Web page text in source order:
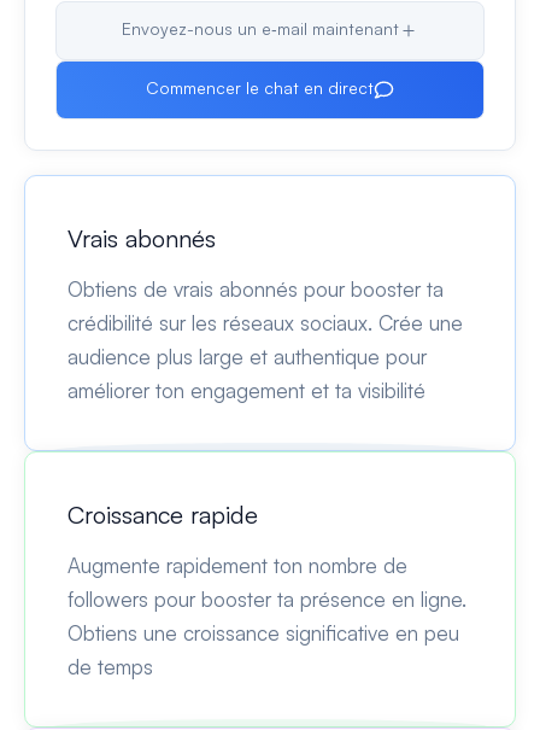
Envoyez-nous un e‑mail maintenant
Commencer le chat en direct
Vrais abonnés
Obtiens de vrais abonnés pour booster ta
crédibilité sur les réseaux sociaux. Crée une
audience plus large et authentique pour
améliorer ton engagement et ta visibilité
Croissance rapide
Augmente rapidement ton nombre de
followers pour booster ta présence en ligne.
Obtiens une croissance significative en peu
de temps